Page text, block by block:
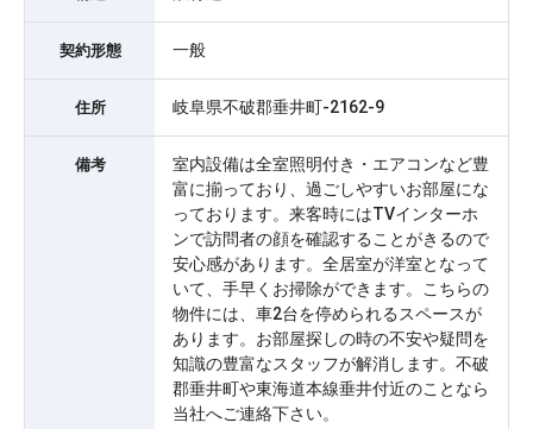
契約形態 一般
住所 岐阜県不破郡垂井町-2162-9
備考
室内設備は全室照明付き・エアコンなど豊
富に揃っており、過ごしやすいお部屋にな
っております。来客時にはTVインターホ
ンで訪問者の顔を確認することがきるので
安心感があります。全居室が洋室となって
いて、手早くお掃除ができます。こちらの
物件には、車2台を停められるスペースが
あります。お部屋探しの時の不安や疑問を
知識の豊富なスタッフが解消します。不破
郡垂井町や東海道本線垂井付近のことなら
当社へご連絡下さい。